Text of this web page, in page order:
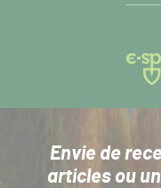
Envie de
articlesou